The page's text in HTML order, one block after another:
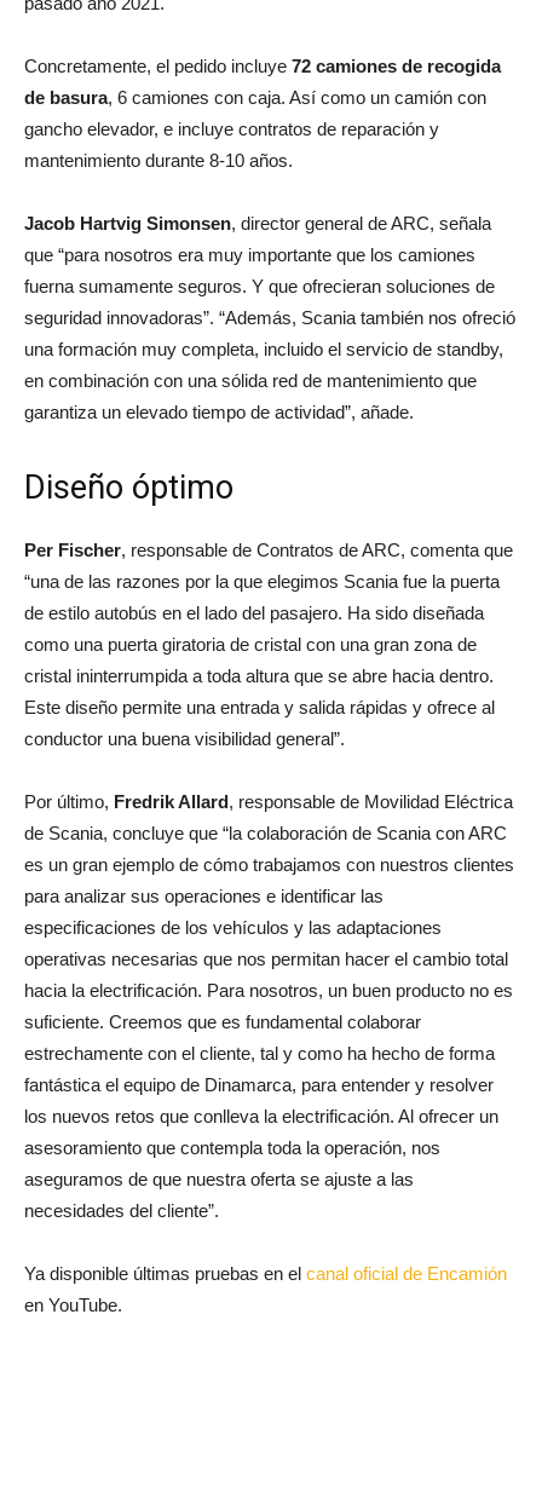
Concretamente, el pedido incluye 72 camiones de recogida
de basura, 6 camiones con caja. Así como un camión con
gancho elevador, e incluye contratos de reparación y
mantenimiento durante 8-10 años.
Jacob Hartvig Simonsen, director general de ARC, señala
que “para nosotros era muy importante que los camiones
fuerna sumamente seguros. Y que ofrecieran soluciones de
seguridad innovadoras”. “Además, Scania también nos ofreció
una formación muy completa, incluido el servicio de standby,
en combinación con una sólida red de mantenimiento que
garantiza un elevado tiempo de actividad”, añade.
Diseño óptimo
Per Fischer, responsable de Contratos de ARC, comenta que
“una de las razones por la que elegimos Scania fue la puerta
de estilo autobús en el lado del pasajero. Ha sido diseñada
como una puerta giratoria de cristal con una gran zona de
cristal ininterrumpida a toda altura que se abre hacia dentro.
Este diseño permite una entrada y salida rápidas y ofrece al
conductor una buena visibilidad general”.
Por último, Fredrik Allard, responsable de Movilidad Eléctrica
de Scania, concluye que “la colaboración de Scania con ARC
es un gran ejemplo de cómo trabajamos con nuestros clientes
para analizar sus operaciones e identificar las
especificaciones de los vehículos y las adaptaciones
operativas necesarias que nos permitan hacer el cambio total
hacia la electrificación. Para nosotros, un buen producto no es
suficiente. Creemos que es fundamental colaborar
estrechamente con el cliente, tal y como ha hecho de forma
fantástica el equipo de Dinamarca, para entender y resolver
los nuevos retos que conlleva la electrificación. Al ofrecer un
asesoramiento que contempla toda la operación, nos
aseguramos de que nuestra oferta se ajuste a las
necesidades del cliente”.
Ya disponible últimas pruebas en el canal oficial de Encamión
en YouTube.